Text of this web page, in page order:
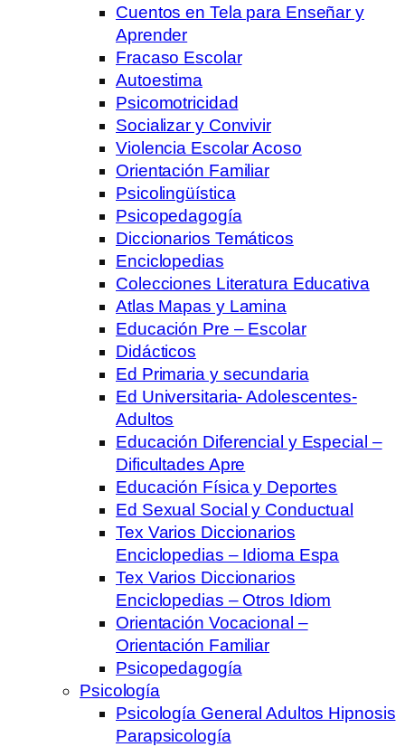
Cuentos en Tela para Enseñar y
Aprender
Fracaso Escolar
Autoestima
Psicomotricidad
Socializar y Convivir
Violencia Escolar Acoso
Orientación Familiar
Psicolingüística
Psicopedagogía
Diccionarios Temáticos
Enciclopedias
Colecciones Literatura Educativa
Atlas Mapas y Lamina
Educación Pre – Escolar
Didácticos
Ed Primaria y secundaria
Ed Universitaria- Adolescentes-
Adultos
Educación Diferencial y Especial –
Dificultades Apre
Educación Física y Deportes
Ed Sexual Social y Conductual
Tex Varios Diccionarios
Enciclopedias – Idioma Espa
Tex Varios Diccionarios
Enciclopedias – Otros Idiom
Orientación Vocacional –
Orientación Familiar
Psicopedagogía
Psicología
Psicología General Adultos Hipnosis
Parapsicología